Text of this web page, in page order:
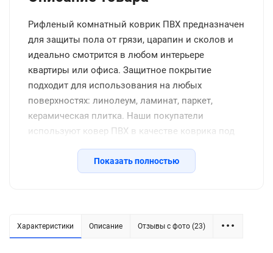
Рифленый комнатный коврик ПВХ предназначен
для защиты пола от грязи, царапин и сколов и
идеально смотрится в любом интерьере
квартиры или офиса. Защитное покрытие
подходит для использования на любых
поверхностях: линолеум, ламинат, паркет,
керамическая плитка. Наши покупатели
используют ковер ПВХ в качестве коврика под
обувь в прихожую или коридор, для кухни на
пол, коврика под тренажер дома и в спротзале,
подложки под рабочий или письменный стол и,
надежно прилегает и не скользит при
использовании, при этом не препятствует
Показать полностью
Характеристики Описание Отзывы с фото (23)